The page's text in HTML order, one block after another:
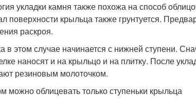
укладки камня также похожа на способ
поверхности крыльца также грунтуется.
раскроя.
в этом случае начинается с нижней ступени.
наносят и на крыльцо и на плитку. После
резиновым молоточком.
можно облицевать только ступеньки крыльца